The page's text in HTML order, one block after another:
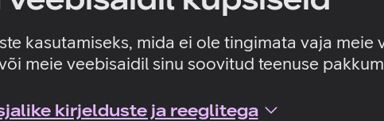
kasutamiseks, mida ei ole tingimata vaja meie
meie veebisaidil sinu soovitud teenuse
kirjelduste ja reeglitega